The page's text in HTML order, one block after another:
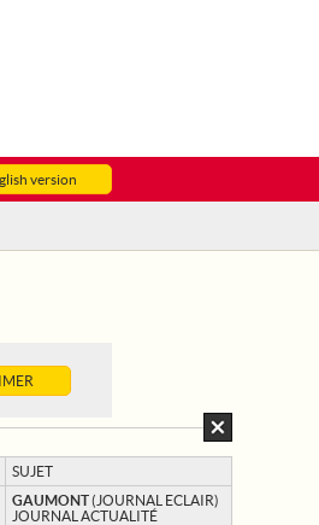
version
SUJET
GAUMONT(JOURNAL ECLAIR)
JOURNAL ACTUALITÉ